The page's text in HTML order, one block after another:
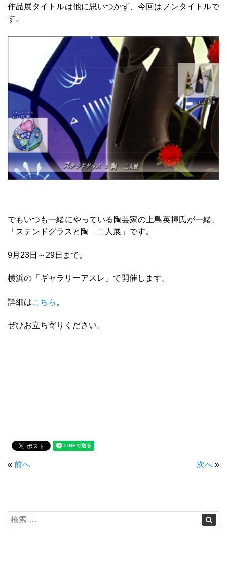
作品展タイトルは他に思いつかず、今回はノンタイトルで
す。
でもいつも一緒にやっている陶芸家の上島英揮氏が一緒、
「ステンドグラスと陶 二人展」です。
9月23日～29日まで。
横浜の「ギャラリーアスレ」で開催します。
詳細はこちら 。
ぜひお立ち寄りください。
« 前へ 次へ »